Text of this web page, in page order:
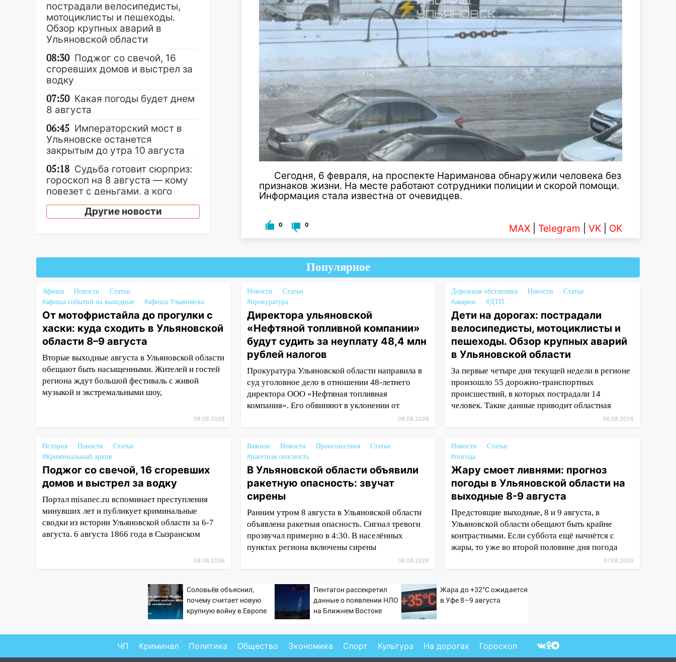
Сегодня, 6 февраля, на проспекте Нариманова обнаружили человека без
признаков жизни. На месте работают сотрудники полиции и скорой помощи.
Информация стала известна от очевидцев.
0 0 MAX Telegram VK OK
пострадали велосипедисты,
мотоциклисты и пешеходы.
Обзор крупных аварий в
Ульяновской области
08:30 Поджог со свечой, 16
сгоревших домов и выстрел за
водку
07:50 Какая погоды будет днем
8 августа
06:45 Императорский мост в
Ульяновске останется
закрытым до утра 10 августа
05:18 Судьба готовит сюрприз:
гороскоп на 8 августа — кому
повезет с деньгами, а кого
ждет неожиданная встреча
04:47 В Ульяновской области
07.08.2026
отсрочкой платежа до декабря
19:34 В следственном
управлении состоялось
торжественное мероприятие,
приуроченное к празднованию
Дня сотрудника органов
следствия Российской
Федерации
19:30
Ульяновцев приглашают
18:11
Ульяновская область
стала пилотным регионом
проекта «Культурное
долголетие»
17:16 В реанимацию
Ульяновской областной
больницы поступили шесть
новых аппаратов ИВЛ
В Ульяновске установили
ещё девять бункеров для
В Ульяновске бесплатно
покажут матч «Волги» под
Другие новости
Популярное
Афиша Новости
Статьи
#афиша событий на выходные
#афиша Ульяновска
От мотофристайла до прогулки с
хаски: куда сходить в Ульяновской
области 8–9 августа
Вторые выходные августа в Ульяновской области
обещают быть насыщенными. Жителей и гостей
региона ждут большой фестиваль с живой
музыкой и экстремальными шоу,
08.08.2026
Новости
Статьи
#прокуратура
Директора ульяновской
«Нефтяной топливной компании»
будут судить за неуплату 48,4 млн
рублей налогов
Прокуратура Ульяновской области направила в
суд уголовное дело в отношении 48-летнего
директора ООО «Нефтяная топливная
компания». Его обвиняют в уклонении от
08.08.2026
Дорожная обстановка Новости
Статьи
#аварии
#ДТП
Дети на дорогах: пострадали
велосипедисты, мотоциклисты и
пешеходы. Обзор крупных аварий
в Ульяновской области
За первые четыре дня текущей недели в регионе
произошло 55 дорожно-транспортных
происшествий, в которых пострадали 14
человек. Такие данные приводит областная
08.08.2026
История Новости
Статьи
#Криминальный архив
Поджог со свечой, 16 сгоревших
домов и выстрел за водку
Портал misanec.ru вспоминает преступления
минувших лет и публикует криминальные
сводки из истории Ульяновской области за 6-7
августа. 6 августа 1866 года в Сызранском
08.08.2026
Важное Новости Происшествия
Статьи
#ракетная опасность
В Ульяновской области объявили
ракетную опасность: звучат
сирены
Ранним утром 8 августа в Ульяновской области
объявлена ракетная опасность. Сигнал тревоги
прозвучал примерно в 4:30. В населённых
пунктах региона включены сирены
08.08.2026
Новости
Статьи
#погода
Жару смоет ливнями: прогноз
погоды в Ульяновской области на
выходные 8-9 августа
Предстоящие выходные, 8 и 9 августа, в
Ульяновской области обещают быть крайне
контрастными. Если суббота ещё начнётся с
жары, то уже во второй половине дня погода
07.08.2026
Соловьёв объяснил,
почему считает новую
крупную войну в Европе
Пентагон рассекретил
данные о появлении НЛО
на Ближнем Востоке
Жара до +32°C ожидается
в Уфе 8–9 августа
ЧП Криминал Политика Общество Экономика Спорт Культура На дорогах Гороскоп